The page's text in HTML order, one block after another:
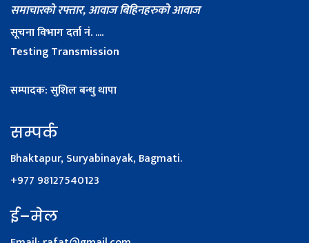
समाचारको रफ्तार, आवाज बिहिनहरुको आवाज
सूचना विभाग दर्ता नं. ....
Testing Transmission
सम्पादक: सुशिल बन्धु थापा
सम्पर्क
Bhaktapur, Suryabinayak, Bagmati.
+977 98127540123
ई–मेल